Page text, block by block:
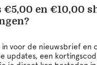
en €10,00
voor de nieuwsbrief en
updates, een